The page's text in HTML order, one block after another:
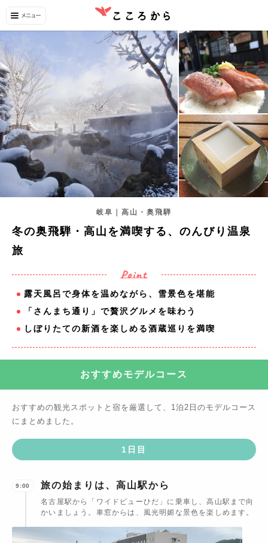
岐阜｜高山・奥飛騨
冬の奥飛騨・高山を満喫する、のんびり温泉
旅
露天風呂で身体を温めながら、雪景色を堪能
「さんまち通り」で贅沢グルメを味わう
しぼりたての新酒を楽しめる酒蔵巡りを満喫
おすすめモデルコース
おすすめの観光スポットと宿を厳選して、 1泊2日 のモデルコース
にまとめました。
1 日目
9:00 旅の始まりは、高山駅から
名古屋駅から「ワイドビューひだ」に乗車し、高山駅まで向
かいましょう。車窓からは、風光明媚な景色を楽しめます。